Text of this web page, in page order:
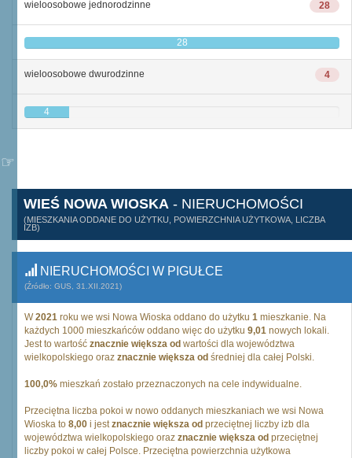
28
wieloosobowe jednorodzinne
28
4
wieloosobowe dwurodzinne
4
WIEŚ NOWA WIOSKA - NIERUCHOMOŚCI
(MIESZKANIA ODDANE DO UŻYTKU, POWIERZCHNIA UŻYTKOWA, LICZBA
IZB)
NIERUCHOMOŚCI W PIGUŁCE
(Źródło: GUS, 31.XII.2021)
W2021 roku we wsi Nowa Wioska oddano do użytku 1 mieszkanie. Na
każdych 1000 mieszkańców oddano więc do użytku 9,01 nowych lokali.
Jest to wartość znacznie większa od wartości dla województwa
wielkopolskiego oraz znacznie większa od średniej dla całej Polski.
100,0% mieszkań zostało przeznaczonych na cele indywidualne.
Przeciętna liczba pokoi w nowo oddanych mieszkaniach we wsi Nowa
Wioska to 8,00 i jestznacznie większa od przeciętnej liczby izb dla
województwa wielkopolskiego oraz znacznie większa od przeciętnej
liczby pokoi w całej Polsce. Przeciętna powierzchnia użytkowa